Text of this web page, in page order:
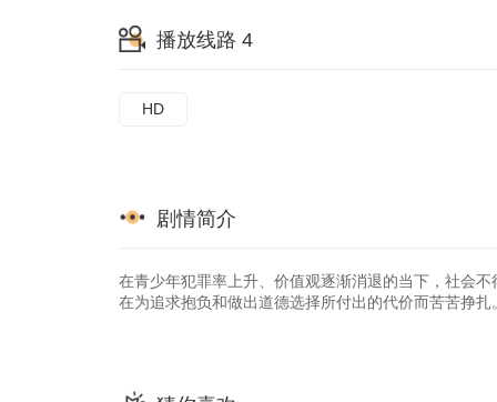
播放线路 4
HD
剧情简介
在青少年犯罪率上升、价值观逐渐消退的当下，社会
在为追求抱负和做出道德选择所付出的代价而苦苦挣扎